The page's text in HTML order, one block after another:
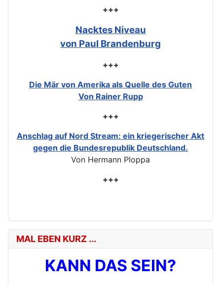
+++
Nacktes Niveau
von Paul Brandenburg
+++
Die Mär von Amerika als Quelle des Guten
Von Rainer Rupp
+++
Anschlag auf Nord Stream: ein kriegerischer Akt
gegen die Bundesrepublik Deutschland.
Von Hermann Ploppa
+++
MAL EBEN KURZ ...
KANN DAS SEIN?